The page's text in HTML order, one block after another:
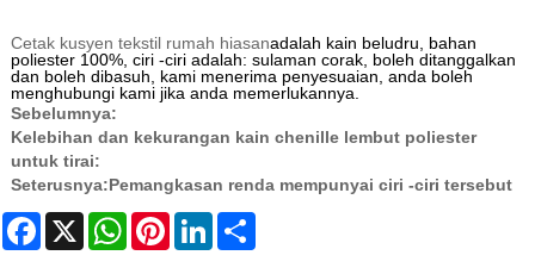
Cetak kusyen tekstil rumah hiasanadalah kain beludru, bahan
poliester 100%, ciri -ciri adalah: sulaman corak, boleh ditanggalkan
dan boleh dibasuh, kami menerima penyesuaian, anda boleh
menghubungi kami jika anda memerlukannya.
Sebelumnya:
Kelebihan dan kekurangan kain chenille lembut poliester
untuk tirai:
Seterusnya:Pemangkasan renda mempunyai ciri -ciri tersebut
Facebook
X WhatsAppPinterestLinkedIn